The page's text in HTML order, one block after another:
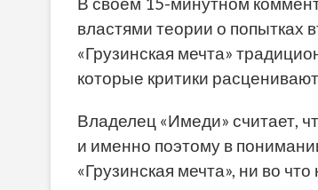
властями теории о попытках
«Грузинская мечта»
которые критики
Владелец «Имеди» считает,
и именно поэтому в
«Грузинская мечта», ни во